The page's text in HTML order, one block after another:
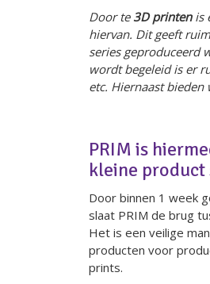
Door te 3D printenis
hiervan. Dit geeft
series geproduceerd
wordt begeleid is er
etc. Hiernaast bieden
PRIM is
kleine product
Door binnen 1 week
slaat PRIM de brug
Het is een veilige
producten voor
prints.